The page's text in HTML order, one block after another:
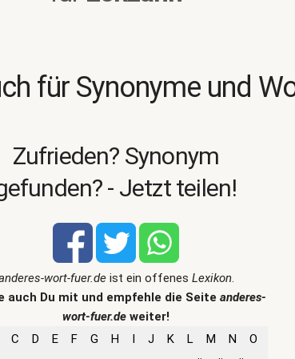
für Synonyme und
Zufrieden? Synonym
- Jetzt teilen!
wort-fuer.deist ein offenes Lexikon.
auch Du mit und empfehle die Seite anderes-
wort-fuer.de weiter!
C D E F G H I J K L M N
O